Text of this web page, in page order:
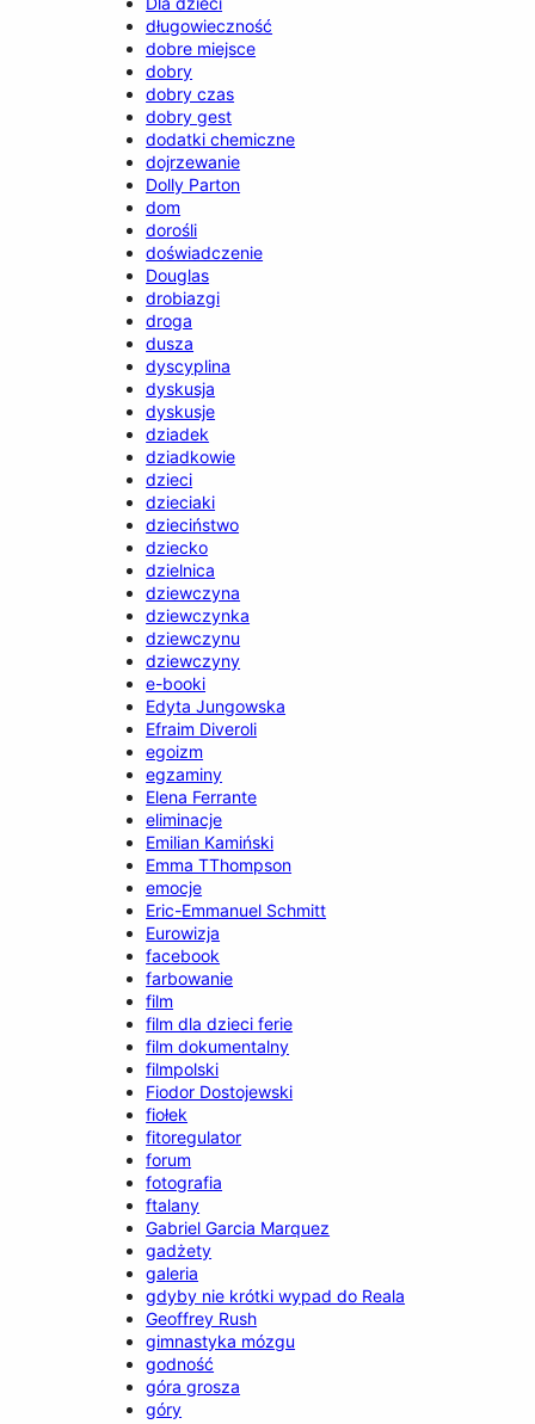
długowieczność
dobre miejsce
dobry
dobry czas
dobry gest
dodatki chemiczne
dojrzewanie
Dolly Parton
dom
dorośli
doświadczenie
Douglas
drobiazgi
droga
dusza
dyscyplina
dyskusja
dyskusje
dziadek
dziadkowie
dzieci
dzieciaki
dzieciństwo
dziecko
dzielnica
dziewczyna
dziewczynka
dziewczynu
dziewczyny
e-booki
Edyta Jungowska
Efraim Diveroli
egoizm
egzaminy
Elena Ferrante
eliminacje
Emilian Kamiński
Emma TThompson
emocje
Eric-Emmanuel Schmitt
Eurowizja
facebook
farbowanie
film
film dla dzieci ferie
film dokumentalny
filmpolski
Fiodor Dostojewski
fiołek
fitoregulator
forum
fotografia
ftalany
Gabriel Garcia Marquez
gadżety
galeria
gdyby nie krótki wypad do Reala
Geoffrey Rush
gimnastyka mózgu
godność
góra grosza
góry